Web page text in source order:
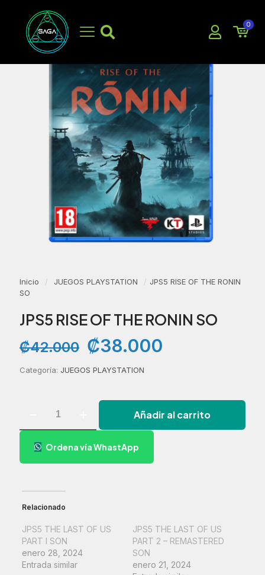
0
EN OFERTA
Inicio / JUEGOS PLAYSTATION / JPS5 RISE OF THE RONIN
SO
JPS5 RISE OF THE RONIN SO
₡42.000 El
precio
original
era:
₡38.000
Categoría: JUEGOS PLAYSTATION
RONIN
SO
Añadir al carrito
Ordena vía WhastApp
Relacionado
JPS5 THE LAST OF US
PART I SON
enero 28, 2024
Entrada similar
JPS5 THE LAST OF US
PART 2 – REMASTERED
SON
enero 21, 2024